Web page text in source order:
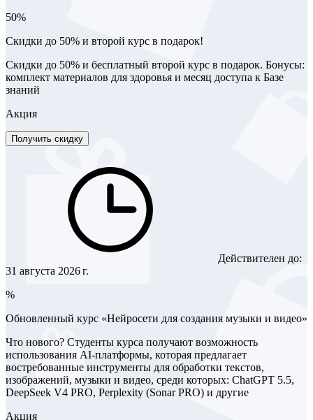
50%
Скидки до 50% и второй курс в подарок!
Скидки до 50% и бесплатный второй курс в подарок. Бонусы:
комплект материалов для здоровья и месяц доступа к Базе
знаний
Акция
Получить скидку
Действителен до:
31 августа 2026 г.
%
Обновленный курс «Нейросети для создания музыки и видео»
Что нового? Студенты курса получают возможность
использования AI-платформы, которая предлагает
востребованные инструменты для обработки текстов,
изображений, музыки и видео, среди которых: ChatGPT 5.5,
DeepSeek V4 PRO, Perplexity (Sonar PRO) и другие
Акция